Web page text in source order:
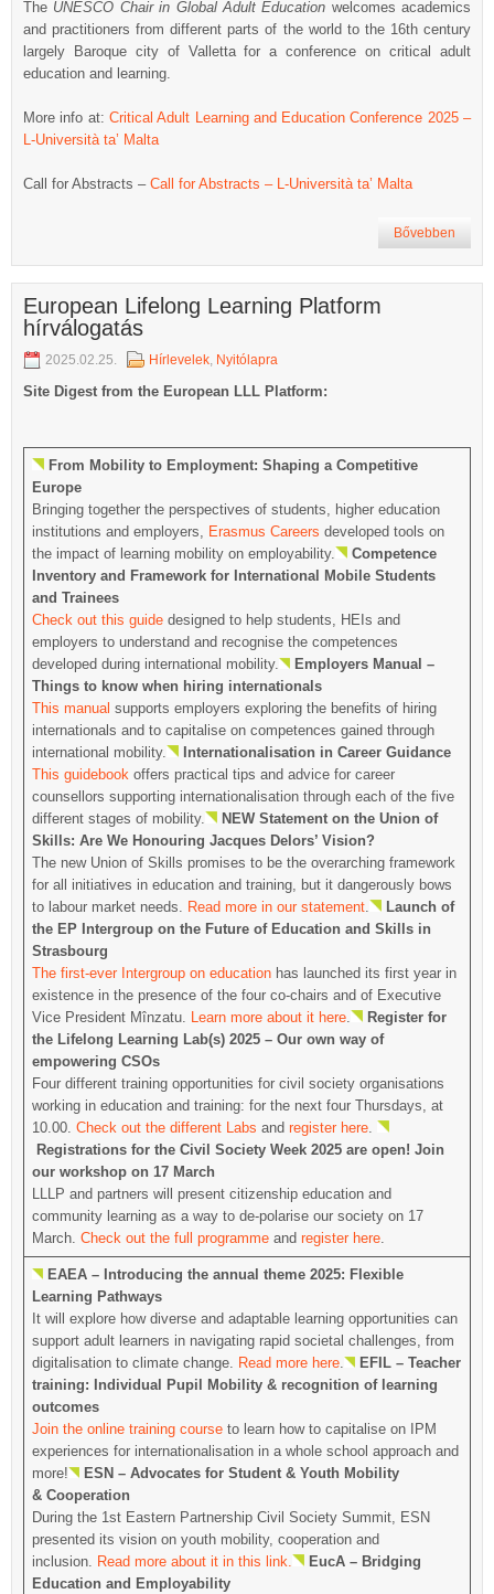
The UNESCO Chair in Global Adult Education welcomes academics
and practitioners from different parts of the world to the 16th century
largely Baroque city of Valletta for a conference on critical adult
education and learning.
More info at: Critical Adult Learning and Education Conference 2025 –
L-Università ta’ Malta
Call for Abstracts – Call for Abstracts – L-Università ta’ Malta
Bővebben
European Lifelong Learning Platform
hírválogatás
2025.02.25. Hírlevelek, Nyitólapra
Site Digest from the European LLL Platform:
From Mobility to Employment: Shaping a Competitive
Europe
Bringing together the perspectives of students, higher education
institutions and employers, Erasmus Careers developed tools on
the impact of learning mobility on employability.
Competence
Inventory and Framework for International Mobile Students
and Trainees
Check out this guidedesigned to help students, HEIs and
employers to understand and recognise the competences
developed during international mobility.
Employers Manual –
Things to know when hiring internationals
This manual supports employers exploring the benefits of hiring
internationals and to capitalise on competences gained through
international mobility.
Internationalisation in Career Guidance
This guidebookoffers practical tips and advice for career
counsellors supporting internationalisation through each of the five
different stages of mobility.
NEW Statement on the Union of
Skills: Are We Honouring Jacques Delors’ Vision?
The new Union of Skills promises to be the overarching framework
for all initiatives in education and training, but it dangerously bows
to labour market needs. Read more in our statement.
Launch of
the EP Intergroup on the Future of Education and Skills in
Strasbourg
The first-ever Intergroup on educationhas launched its first year in
existence in the presence of the four co-chairs and of Executive
Vice President Mînzatu. Learn more about it here.
Register for
the Lifelong Learning Lab(s) 2025 – Our own way of
empowering CSOs
Four different training opportunities for civil society organisations
working in education and training: for the next four Thursdays, at
10.00. Check out the different Labs and register here.
Registrations for the Civil Society Week 2025 are open! Join
our workshop on 17 March
LLLP and partners will present citizenship education and
community learning as a way to de-polarise our society on 17
March. Check out the full programmeand register here.
EAEA – Introducing the annual theme 2025: Flexible
Learning Pathways
It will explore how diverse and adaptable learning opportunities can
support adult learners in navigating rapid societal challenges, from
digitalisation to climate change. Read more here.
EFIL – Teacher
training: Individual Pupil Mobility & recognition of learning
outcomes
Join the online training courseto learn how to capitalise on IPM
experiences for internationalisation in a whole school approach and
more!
ESN – Advocates for Student & Youth Mobility
& Cooperation
During the 1st Eastern Partnership Civil Society Summit, ESN
presented its vision on youth mobility, cooperation and
inclusion. Read more about it in this link.
EucA – Bridging
Education and Employability